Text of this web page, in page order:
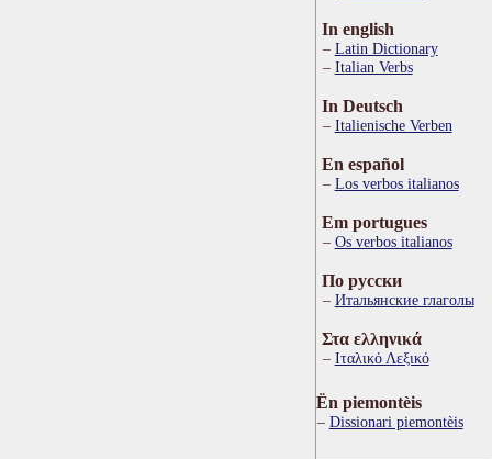
In english
Latin Dictionary
Italian Verbs
In Deutsch
Italienische Verben
En español
Los verbos italianos
Em portugues
Os verbos italianos
По русски
Итальянские глаголы
Στα ελληνικά
Ιταλικό Λεξικό
Ën piemontèis
Dissionari piemontèis